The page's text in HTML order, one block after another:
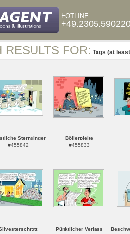
HOTLINE
RESULTS FOR: Tags (at
Sternsinger
#455842
Böllerpleite
#455833
Pünktlicher Verlass